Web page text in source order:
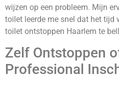
wijzen op een probleem. Mijn
toilet leerde me snel dat het tijd
toilet ontstoppen Haarlem te
Zelf Ontstoppen
Professional